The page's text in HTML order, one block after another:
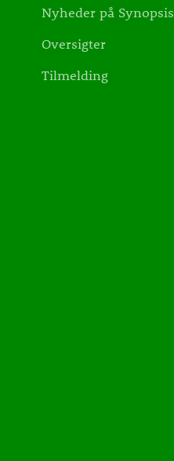
Nyheder på Synopsis
Oversigter
Tilmelding